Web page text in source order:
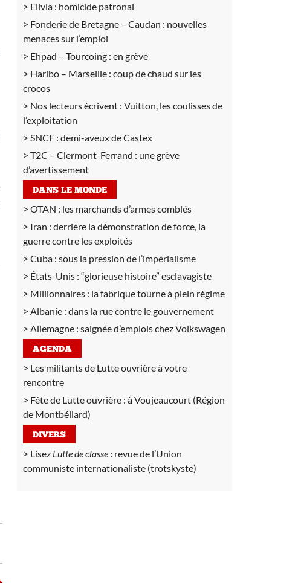
Elivia : homicide patronal
Fonderie de Bretagne – Caudan : nouvelles
menaces sur l’emploi
Ehpad – Tourcoing : en grève
Haribo – Marseille : coup de chaud sur les
crocos
Nos lecteurs écrivent : Vuitton, les coulisses de
l’exploitation
SNCF : demi-aveux de Castex
T2C – Clermont-Ferrand : une grève
d’avertissement
DANS LE MONDE
OTAN : les marchands d’armes comblés
Iran : derrière la démonstration de force, la
guerre contre les exploités
Cuba : sous la pression de l’impérialisme
États-Unis : “glorieuse histoire” esclavagiste
Millionnaires : la fabrique tourne à plein régime
Albanie : dans la rue contre le gouvernement
Allemagne : saignée d’emplois chez Volkswagen
AGENDA
Les militants de Lutte ouvrière à votre
rencontre
Fête de Lutte ouvrière : à Voujeaucourt (Région
de Montbéliard)
DIVERS
Lisez Lutte de classe : revue de l’Union
communiste internationaliste (trotskyste)